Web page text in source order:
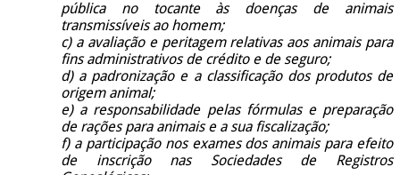
pública no tocante às doenças de animais
transmissíveis ao homem;
c) a avaliação e peritagem relativas aos animais para
fins administrativos de crédito e de seguro;
d) a padronização e a classificação dos produtos de
origem animal;
e) a responsabilidade pelas fórmulas e preparação
de rações para animais e a sua fiscalização;
f) a participação nos exames dos animais para efeito
de inscrição nas Sociedades de Registros